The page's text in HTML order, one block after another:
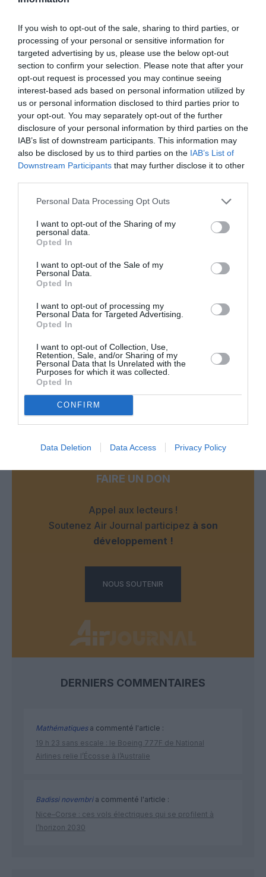
If you wish to opt-out of the sale, sharing to third parties, or
processing of your personal or sensitive information for
targeted advertising by us, please use the below opt-out
section to confirm your selection. Please note that after your
opt-out request is processed you may continue seeing
interest-based ads based on personal information utilized by
us or personal information disclosed to third parties prior to
your opt-out. You may separately opt-out of the further
disclosure of your personal information by third parties on the
IAB’s list of downstream participants. This information may
also be disclosed by us to third parties on the IAB’s List of
Downstream Participants that may further disclose it to other
Personal Data Processing Opt Outs
I want to opt-out of the Sharing of my
personal data.
Opted In
I want to opt-out of the Sale of my
Personal Data.
Opted In
I want to opt-out of processing my
Personal Data for Targeted Advertising.
Opted In
I want to opt-out of Collection, Use,
Retention, Sale, and/or Sharing of my
Personal Data that Is Unrelated with the
Purposes for which it was collected.
Opted In
CONFIRM
Data Deletion Data Access Privacy Policy
Toujours + de technologie...inutile?
a commenté :
17 mars 2019 - 11 h 07 min
“le voyageur ne perdra plus de temps à chercher une place
disponible ou à retrouver son véhicule”..
Langage de communiquant!
Pour résoudre ces deux ” problèmes ” des solutions
alternatives simples , peu couteuses et efficaces existent
depuis des lustres…et fonctionnent très bien:
1) la ” recherche de place”: un simple disposition de lumière
verte/rouge au dessus de chaque place de parking, visible
de loin donc, actionnée par capteur de présence (lumière
rouge = place occupée)) ou d’absence ( lumière verte= place
disponible)d’un véhicule sur la place. Surement moins
les éventuelles ampoules à remplacer que d’entretenir et
2) sur ” retrouver son véhicule”: un simple stylo et un papier
sur lequel on note le numéro de la place font très bien
voulez faire plus chébran, rentrer le numéro de place dans
votre portable ou iPad et le tour est joué…
d’informatique…
Bientôt il va pouvoir twitter sur les galères des parking..
grand défaut de ne plus engendre de chiffre d’affaire, de
bénéfices….Délires de temps “modernes”.
LAISSER UN COMMENTAIRE
FAIRE UN DON
Appel aux lecteurs !
Soutenez Air Journal participez à son
développement !
NOUS SOUTENIR
DERNIERS COMMENTAIRES
Mathématiquesa commenté l'article :
19 h 23 sans escale : le Boeing 777F de National
Airlines relie l’Écosse à l’Australie
Badissi novembria commenté l'article :
Nice–Corse : ces vols électriques qui se profilent à
l’horizon 2030